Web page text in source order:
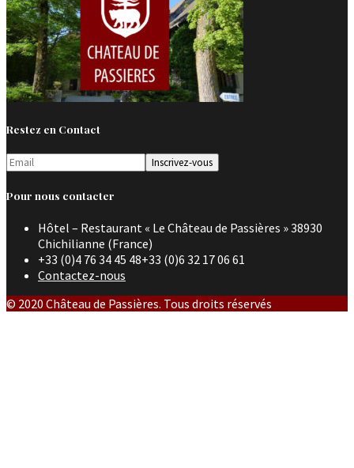
Restez en Contact
Pour nous contacter
Hôtel – Restaurant « Le Château de Passières » 38930
Chichilianne (France)
+33 (0)4 76 34 45 48+33 (0)6 32 17 06 61
Contactez-nous
© 2020 Château de Passières. Tous droits réservés